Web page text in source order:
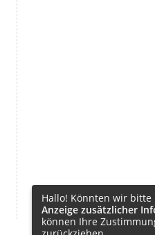
Hallo! Könnten wir
Anzeige zusätzlicher
können Ihre